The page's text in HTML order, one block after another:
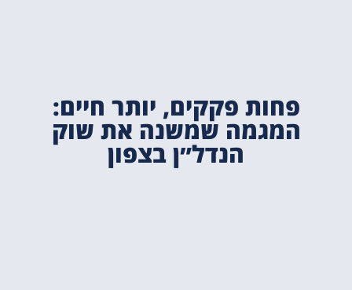
פחות פקקים, יותר חיים:
המגמה שמשנה את שוק
הנדל״ן בצפון